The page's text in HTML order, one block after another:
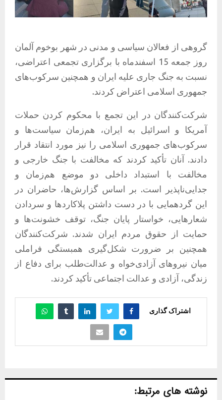
گروهی از فعالان سیاسی و مدنی در شهر بوخوم آلمان
روز جمعه 15 اسفندماه با برگزاری تجمعی اعتراضی،
نسبت به جنگ جاری علیه ایران و همچنین سرکوب‌های
جمهوری اسلامی اعتراض کردند.
شرکت‌کنندگان در این تجمع با محکوم کردن حملات
آمریکا و اسرائیل به ایران، هم‌زمان سیاست‌ها و
سرکوب‌های جمهوری اسلامی را نیز مورد انتقاد قرار
دادند. آنان تأکید کردند که مخالفت با جنگ خارجی و
مخالفت با استبداد داخلی دو موضع هم‌زمان و
جدایی‌ناپذیر است. بر اساس گزارش‌ها، حاضران در
این گردهمایی با در دست داشتن پلاکاردها و سردادن
شعارهایی، خواستار پایان جنگ، توقف خشونت‌ها و
حمایت از حقوق مردم ایران شدند. شرکت‌کنندگان
همچنین بر ضرورت شکل‌گیری همبستگی فراملی
میان نیروهای آزادی‌خواه و عدالت‌طلب برای دفاع از
زندگی، آزادی و عدالت اجتماعی تأکید کردند.
اشتراک گذاری
نوشته های مرتبط: